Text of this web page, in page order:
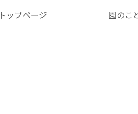
トップページ 園のこ